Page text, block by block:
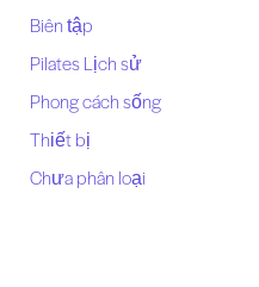
Biên tập
Pilates Lịch sử
Phong cách sống
Thiết bị
Chưa phân loại